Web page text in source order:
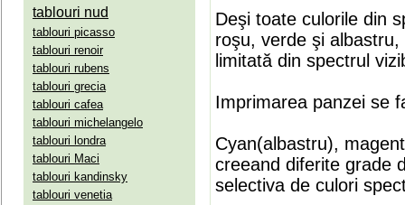
tablouri nud
tablouri picasso
tablouri renoir
tablouri rubens
tablouri grecia
tablouri cafea
tablouri michelangelo
tablouri londra
tablouri Maci
tablouri kandinsky
tablouri venetia
Deşi toate culorile din
roşu, verde şi
limitată din spectrul
Imprimarea panzei se
Cyan(albastru),
creeand diferite grade
selectiva de culori